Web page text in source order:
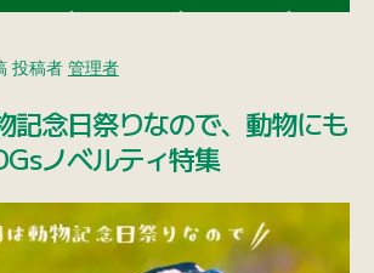
投稿者 管理者
記念日祭りなので、動物にも
ノベルティ特集